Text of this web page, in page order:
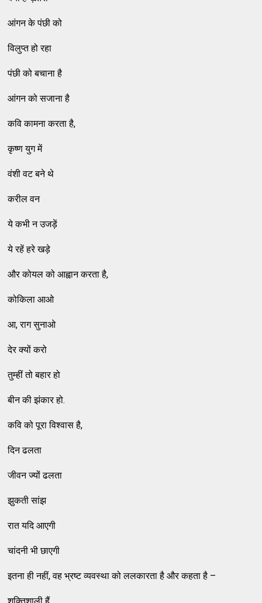
आंगन के पंछी को
विलुप्त हो रहा
पंछी को बचाना है
आंगन को सजाना है
कवि कामना करता है,
कृष्ण युग में
वंशी वट बने थे
करील वन
ये कभी न उजड़ें
ये रहें हरे खड़े
और कोयल को आह्वान करता है,
कोकिला आओ
आ, राग सुनाओ
देर क्यों करो
तुम्हीं तो बहार हो
बीन की झंकार हो.
कवि को पूरा विश्वास है,
दिन ढलता
जीवन ज्यों ढलता
झुकती सांझ
रात यदि आएगी
चांदनी भी छाएगी
इतना ही नहीं, वह भ्रष्ट व्यवस्था को ललकारता है और कहता है –